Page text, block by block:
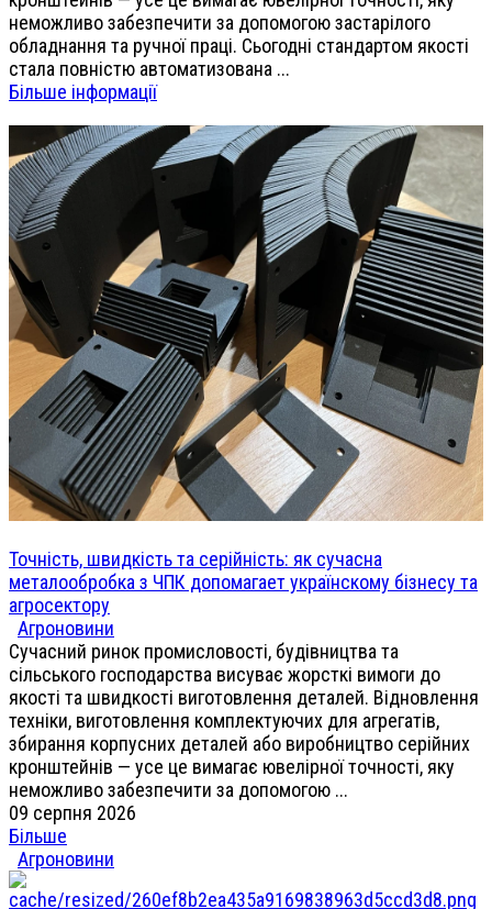
неможливо забезпечити за допомогою застарілого
обладнання та ручної праці. Сьогодні стандартом якості
стала повністю автоматизована ...
Більше інформації
Точність, швидкість та серійність: як сучасна
металообробка з ЧПК допомагает українскому бізнесу та
агросектору
Агроновини
Сучасний ринок промисловості, будівництва та
сільського господарства висуває жорсткі вимоги до
якості та швидкості виготовлення деталей. Відновлення
техніки, виготовлення комплектуючих для агрегатів,
збирання корпусних деталей або виробництво серійних
кронштейнів — усе це вимагає ювелірної точності, яку
неможливо забезпечити за допомогою ...
09 серпня 2026
Більше
Агроновини